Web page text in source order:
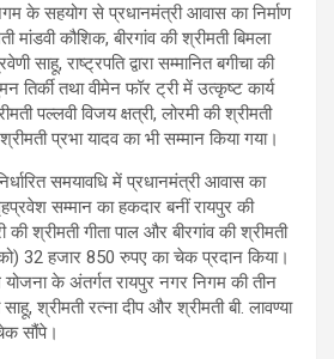
के सहयोग से प्रधानमंत्री आवास का निर्माण
मांडवी कौशिक, बीरगांव की श्रीमती बिमला
साहू, राष्ट्रपति द्वारा सम्मानित बगीचा की
तिर्की तथा वीमेन फॉर ट्री में उत्कृष्ट कार्य
पल्लवी विजय क्षत्री, लोरमी की श्रीमती
प्रभा यादव का भी सम्मान किया गया।
समयावधि में प्रधानमंत्री आवास का
सम्मान का हकदार बनीं रायपुर की
की श्रीमती गीता पाल और बीरगांव की श्रीमती
32 हजार 850 रुपए का चेक प्रदान किया।
योजना के अंतर्गत रायपुर नगर निगम की तीन
श्रीमती रत्ना दीप और श्रीमती बी. लावण्या
सौंपे।